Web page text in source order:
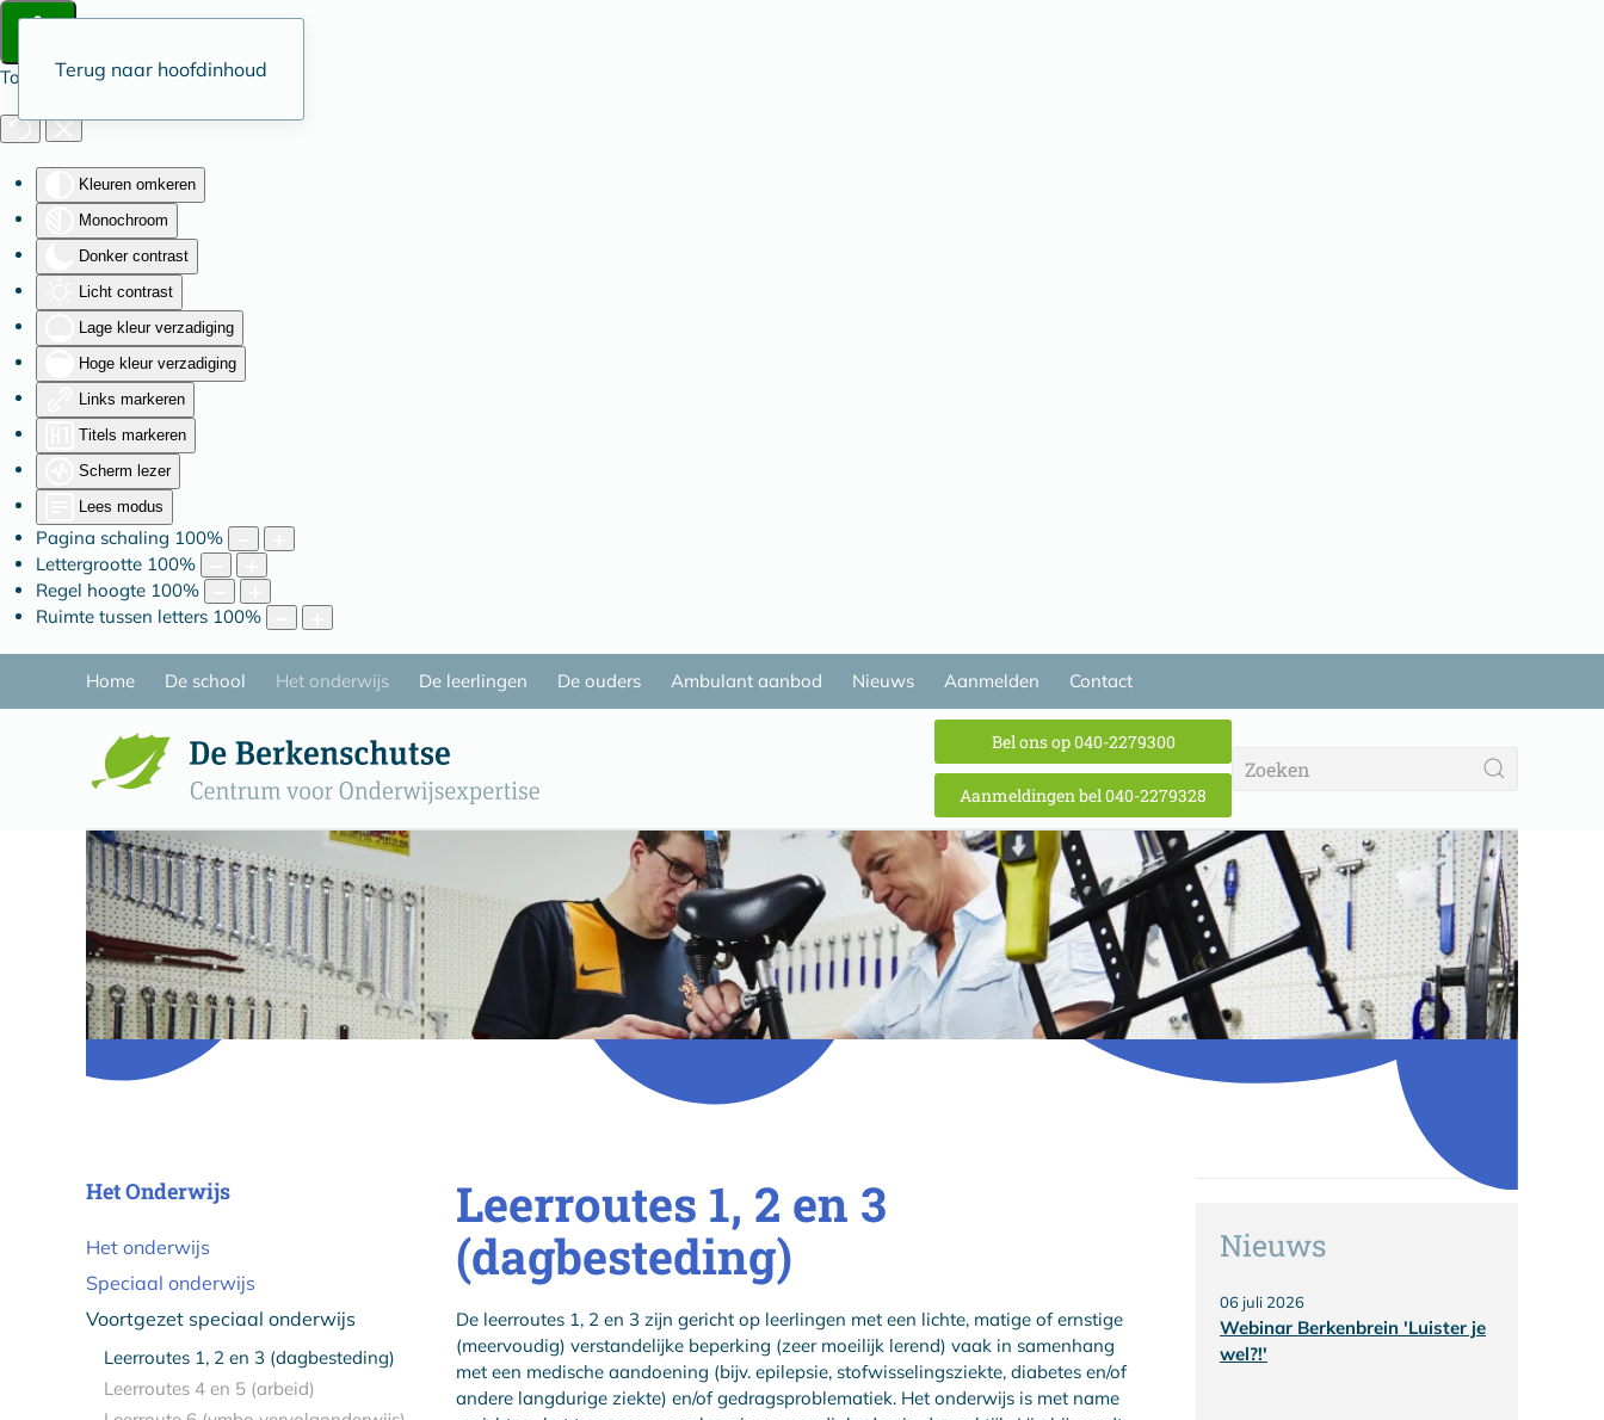
Toegankelijkheid
Kleuren omkeren
Monochroom
Donker contrast
Licht contrast
Lage kleur verzadiging
Hoge kleur verzadiging
Links markeren
Titels markeren
Scherm lezer
Lees modus
Pagina schaling 100%
Lettergrootte 100%
Regel hoogte 100%
Ruimte tussen letters 100%
Terug naar hoofdinhoud
Home De school Het onderwijs De leerlingen De ouders Ambulant aanbod Nieuws Aanmelden Contact
Bel ons op 040-2279300
Aanmeldingen bel 040-2279328
Het Onderwijs
Het onderwijs
Speciaal onderwijs
Voortgezet speciaal onderwijs
Leerroutes 1, 2 en 3 (dagbesteding)
Leerroutes 4 en 5 (arbeid)
Leerroutes 1, 2 en 3
(dagbesteding)
De leerroutes 1, 2 en 3 zijn gericht op leerlingen met een lichte, matige of ernstige
(meervoudig) verstandelijke beperking (zeer moeilijk lerend) vaak in samenhang
met een medische aandoening (bijv. epilepsie, stofwisselingsziekte, diabetes en/of
andere langdurige ziekte) en/of gedragsproblematiek. Het onderwijs is met name
Nieuws
06 juli 2026
Webinar Berkenbrein 'Luister je
wel?!'